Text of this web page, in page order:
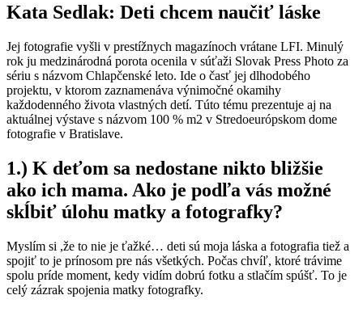
Kata Sedlak: Deti chcem naučiť láske
Jej fotografie vyšli v prestížnych magazínoch vrátane LFI. Minulý
rok ju medzinárodná porota ocenila v súťaži Slovak Press Photo za
sériu s názvom Chlapčenské leto. Ide o časť jej dlhodobého
projektu, v ktorom zaznamenáva výnimočné okamihy
každodenného života vlastných detí. Túto tému prezentuje aj na
aktuálnej výstave s názvom 100 % m2 v Stredoeurópskom dome
fotografie v Bratislave.
1.) K deťom sa nedostane nikto bližšie
ako ich mama. Ako je podľa vás možné
skĺbiť úlohu matky a fotografky?
Myslím si ,že to nie je ťažké… deti sú moja láska a fotografia tiež a
spojiť to je prínosom pre nás všetkých. Počas chvíľ, ktoré trávime
spolu príde moment, kedy vidím dobrú fotku a stlačím spúšť. To je
celý zázrak spojenia matky fotografky.